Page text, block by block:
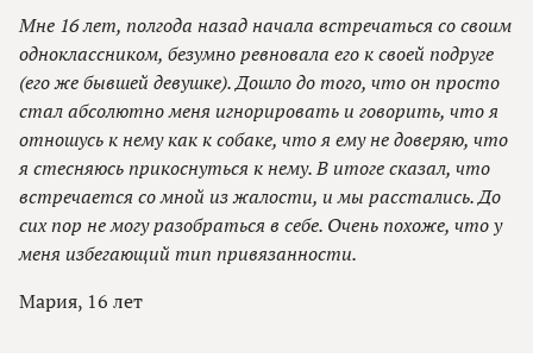
Мне 16 лет, полгода назад начала встречаться со своим
одноклассником, безумно ревновала его к своей подруге
(его же бывшей девушке). Дошло до того, что он просто
стал абсолютно меня игнорировать и говорить, что я
отношусь к нему как к собаке, что я ему не доверяю, что
я стесняюсь прикоснуться к нему. В итоге сказал, что
встречается со мной из жалости, и мы расстались. До
сих пор не могу разобраться в себе. Очень похоже, что у
меня избегающий тип привязанности.
Мария, 16 лет